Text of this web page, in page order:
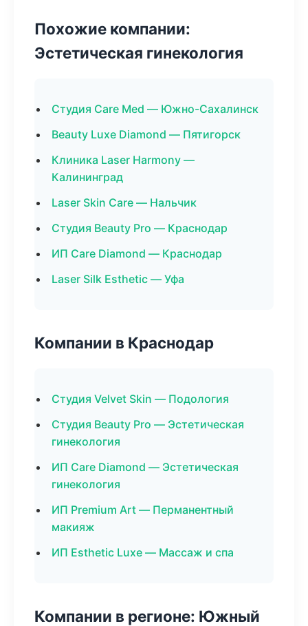
Похожие компании:
Эстетическая гинекология
Студия Care Med — Южно-Сахалинск
Beauty Luxe Diamond — Пятигорск
Клиника Laser Harmony —
Калининград
Laser Skin Care — Нальчик
Студия Beauty Pro — Краснодар
ИП Care Diamond — Краснодар
Laser Silk Esthetic — Уфа
Компании в Краснодар
Студия Velvet Skin — Подология
Студия Beauty Pro — Эстетическая
гинекология
ИП Care Diamond — Эстетическая
гинекология
ИП Premium Art — Перманентный
макияж
ИП Esthetic Luxe — Массаж и спа
Компании в регионе: Южный